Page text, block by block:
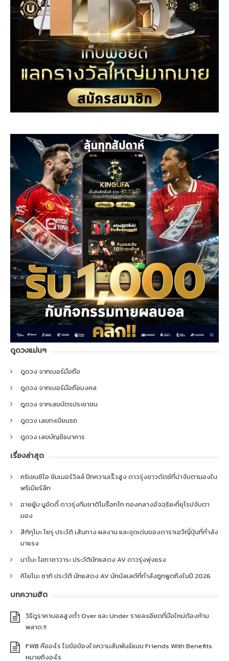
ดูดวงแม่นๆ
ดูดวง จากเบอร์มือถือ
ดูดวง จากเบอร์มือถือมงคล
ดูดวง จากเลขบัตรประชาชน
ดูดวง เลขทะเบียนรถ
ดูดวง เลขบัญชีธนาคาร
เรื่องล่าสุด
คริเซนซิโอ ซัมเมอร์วิลล์ ปีกความเร็วสูง ดาวรุ่งชาวดัตช์ที่น่าจับตามองใน
พรีเมียร์ลีก
อายยู้บ บูอัดดี้ ดาวรุ่งทีมชาติโมร็อกโก กองกลางอัจฉริยะที่ยุโรปจับตา
มอง
สึกิกุโมะ โยรุ ประวัติ เส้นทาง ผลงาน และจุดเด่นของดาราเอวีญี่ปุ่นที่กำลัง
มาแรง
นาโนะ โอกาซาวาระ ประวัตินักแสดง AV ดาวรุ่งพุ่งแรง
คิโยโนะ ซากิ ประวัติ นักแสดง AV นักบัลเลต์ที่กำลังถูกพูดถึงในปี 2026
บทความฮิต
วิธีดูราคาบอลสูงต่ำ Over และ Under รายละเอียดที่มือใหม่ต้องห้าม
พลาด !!
FWB คืออะไร ไขข้อข้องใจความสัมพันธ์แบบ Friends With Benefits
หมายถึงอะไร